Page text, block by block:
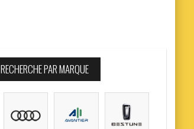
RECHERCHE PAR MARQUE